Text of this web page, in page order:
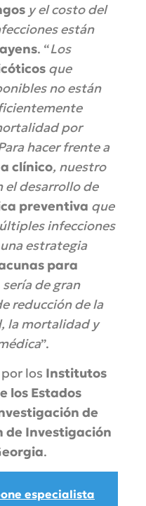
y el costo del
están
. “Los
que
no están
por
hacer frente a
clínico, nuestro
el desarrollo de
preventiva que
infecciones
estrategia
para
sería de gran
reducción de la
la mortalidad y
”.
los Institutos
los Estados
de
de Investigación
.
especialista